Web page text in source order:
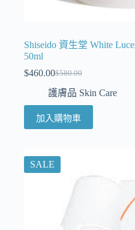
Shiseido 資生堂 White
50ml
$580.00
$460.00
護膚品 Skin Care
加入購物車
SALE